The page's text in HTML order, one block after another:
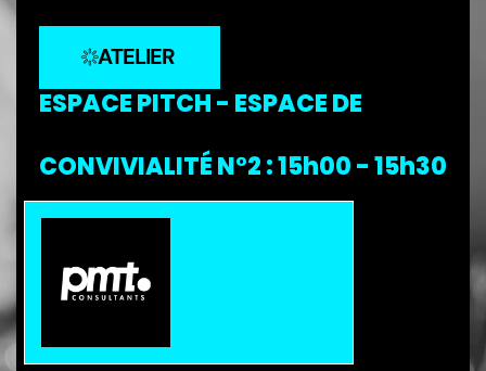
ATELIER
ESPACE PITCH - ESPACE DE
CONVIVIALITÉ N°2 : 15h00 - 15h30
Débat sponsorisé par